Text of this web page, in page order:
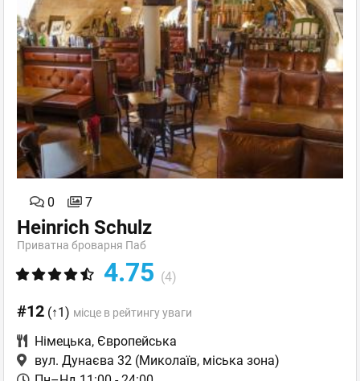
0 7
Heinrich Schulz
Приватна броварня Паб
4.75 (4)
#12 (↑1) місце в рейтингу уваги
Німецька, Європейська
вул. Дунаєва 32 (Миколаїв, міська зона)